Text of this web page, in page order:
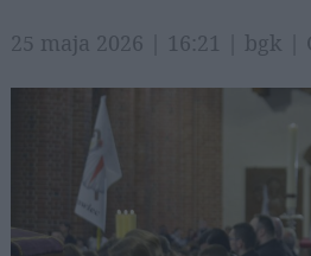
25 maja 2026 | 16:21 | bgk